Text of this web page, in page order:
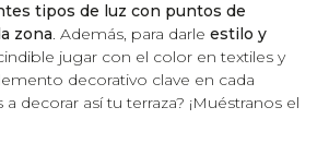
tipos de luz con puntos de
zona. Además, para darle estilo y
jugar con el color en textiles y
decorativo clave en cada
a decorar así tu terraza? ¡Muéstranos el